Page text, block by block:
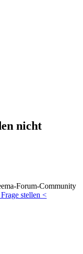
nicht
Forum-Community
stellen <